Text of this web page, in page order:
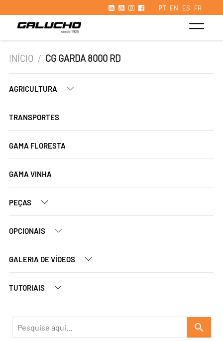
PT EN ES FR
INÍCIO / CG GARDA 8000 RD
AGRICULTURA
TRANSPORTES
GAMA FLORESTA
GAMA VINHA
PEÇAS
OPCIONAIS
GALERIA DE VÍDEOS
TUTORIAIS
search